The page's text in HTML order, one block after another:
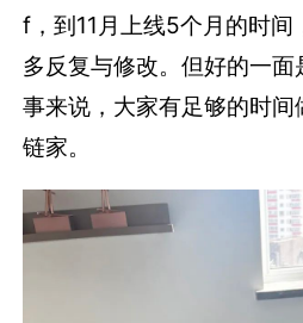
f，到11月上线5个月的时间
多反复与修改。但好的一
事来说，大家有足够的时
链家。